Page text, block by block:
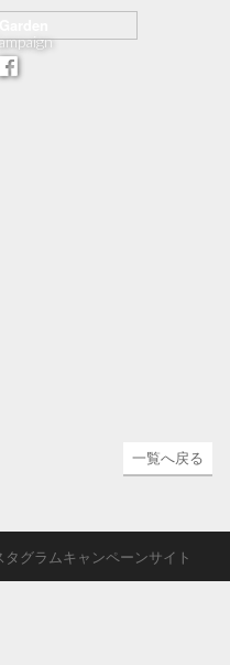
一覧へ戻る
グラムキャンペーンサイト